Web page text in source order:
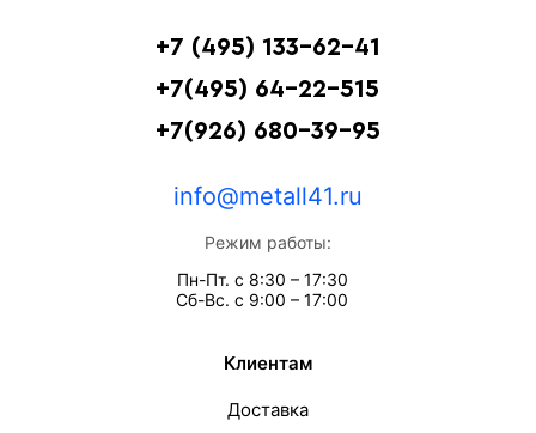
+7 (495) 133-62-41
+7(495) 64-22-515
+7(926) 680-39-95
info@metall41.ru
Режим работы:
Пн-Пт. с 8:30 – 17:30
Сб-Вс. с 9:00 – 17:00
Клиентам
Доставка